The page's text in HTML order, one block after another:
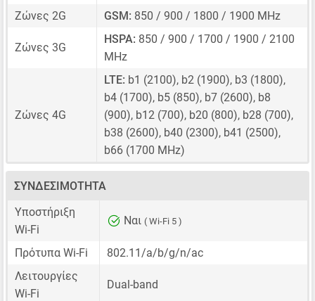
Ζώνες 2G GSM: 850 / 900 / 1800 / 1900 MHz
Ζώνες 3G
HSPA: 850 / 900 / 1700 / 1900 / 2100
MHz
Ζώνες 4G
LTE: b1 (2100), b2 (1900), b3 (1800),
b4 (1700), b5 (850), b7 (2600), b8
(900), b12 (700), b20 (800), b28 (700),
b38 (2600), b40 (2300), b41 (2500),
b66 (1700 MHz)
ΣΥΝΔΕΣΙΜΌΤΗΤΑ
Υποστήριξη
Wi-Fi
Ναι ( Wi-Fi 5 )
Πρότυπα Wi-Fi
802.11/a/b/g/n/ac
Λειτουργίες
Wi-Fi
Dual-band